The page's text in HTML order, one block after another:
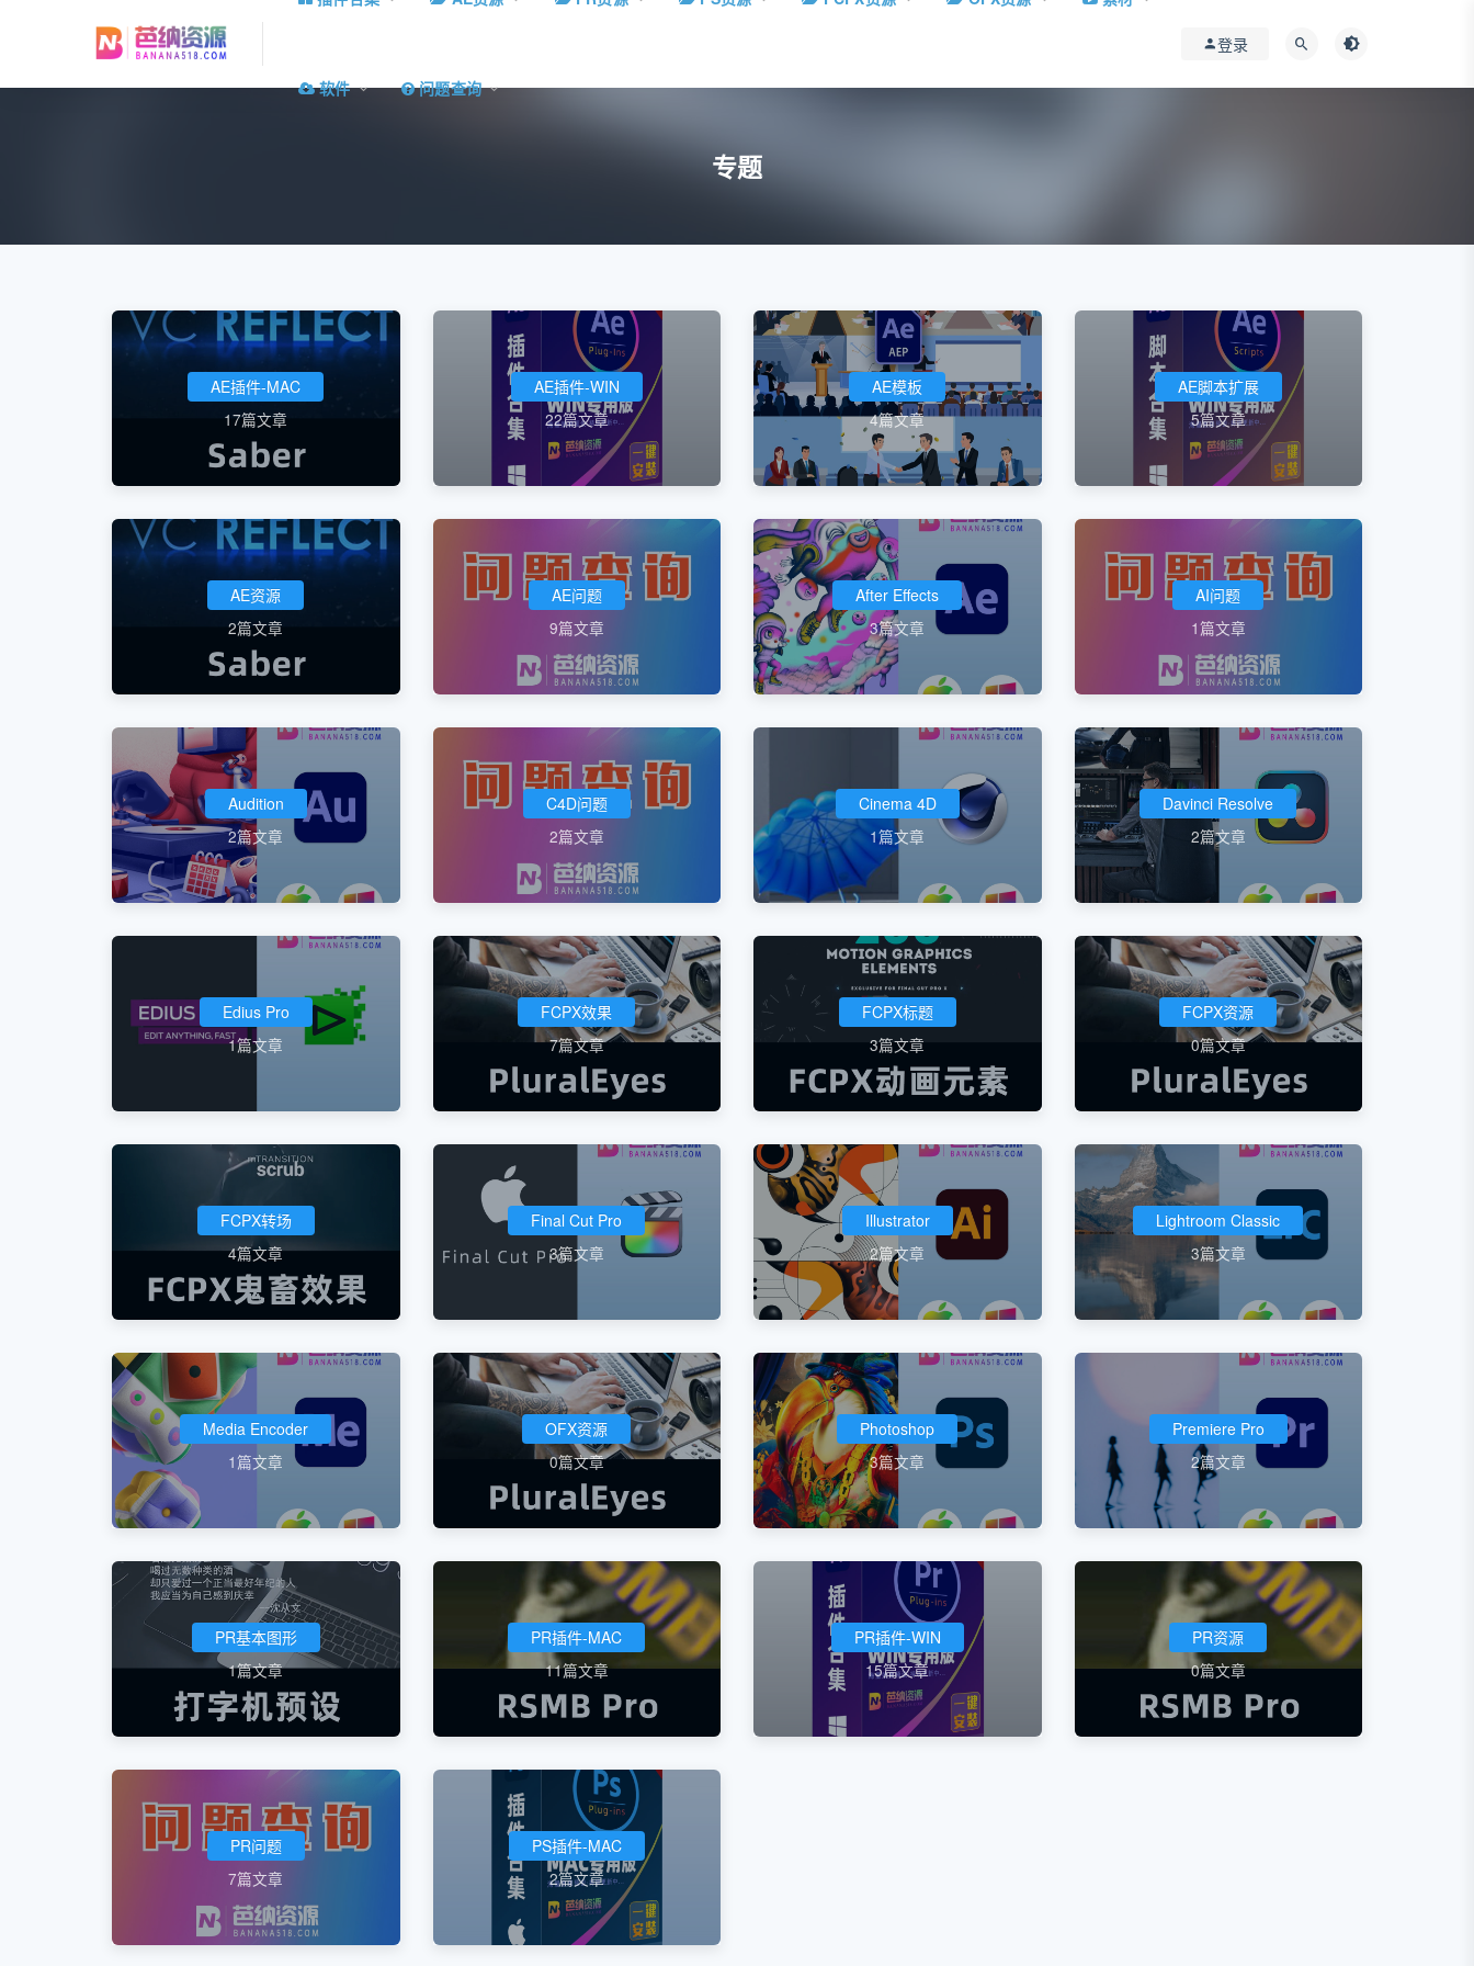
软件 问题查询
登录
专题
AE插件-MAC
17篇文章
AE插件-WIN
22篇文章
AE模板
4篇文章
AE脚本扩展
5篇文章
AE资源
2篇文章
AE问题
9篇文章
After Effects
3篇文章
AI问题
1篇文章
Audition
2篇文章
C4D问题
2篇文章
Cinema 4D
1篇文章
Davinci Resolve
2篇文章
Edius Pro
1篇文章
FCPX效果
7篇文章
FCPX标题
3篇文章
FCPX资源
0篇文章
FCPX转场
4篇文章
Final Cut Pro
3篇文章
Illustrator
2篇文章
Lightroom Classic
3篇文章
Media Encoder
1篇文章
OFX资源
0篇文章
Photoshop
3篇文章
Premiere Pro
2篇文章
PR基本图形
1篇文章
PR插件-MAC
11篇文章
PR插件-WIN
15篇文章
PR资源
0篇文章
PR问题
7篇文章
PS插件-MAC
2篇文章